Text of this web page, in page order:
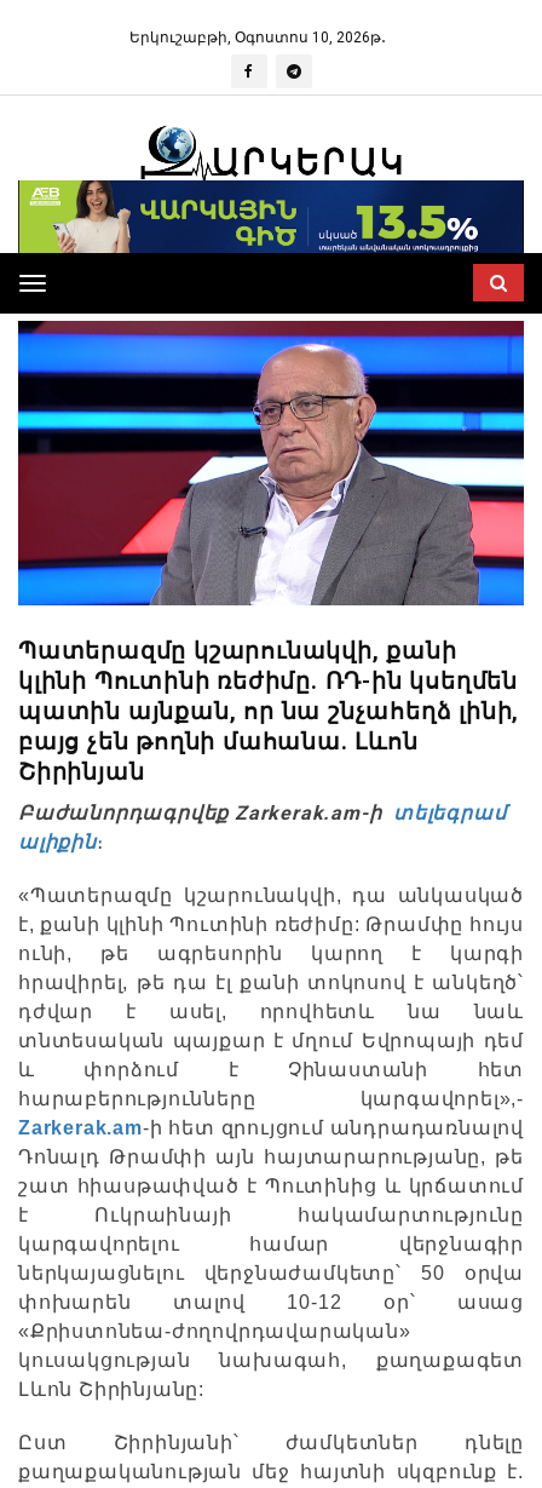
Երկուշաբթի, Օգոստոս 10, 2026թ․
Toggle
navigation
Պատերազմը կշարունակվի, քանի
կլինի Պուտինի ռեժիմը. ՌԴ-ին կսեղմեն
պատին այնքան, որ նա շնչահեղձ լինի,
բայց չեն թողնի մահանա. Լևոն
Շիրինյան
Բաժանորդագրվեք Zarkerak.am-ի տելեգրամ
ալիքին։
«Պատերազմը կշարունակվի, դա անկասկած
է, քանի կլինի Պուտինի ռեժիմը: Թրամփը հույս
ունի, թե ագրեսորին կարող է կարգի
հրավիրել, թե դա էլ քանի տոկոսով է անկեղծ՝
դժվար է ասել, որովհետև նա նաև
տնտեսական պայքար է մղում Եվրոպայի դեմ
և փորձում է Չինաստանի հետ
հարաբերությունները կարգավորել»,-
Zarkerak.am-ի հետ զրույցում անդրադառնալով
Դոնալդ Թրամփի այն հայտարարությանը, թե
շատ հիասթափված է Պուտինից և կրճատում
է Ուկրաինայի հակամարտությունը
կարգավորելու համար վերջնագիր
ներկայացնելու վերջնաժամկետը՝ 50 օրվա
փոխարեն տալով 10-12 օր՝ ասաց
«Քրիստոնեա-ժողովրդավարական»
կուսակցության նախագահ, քաղաքագետ
Լևոն Շիրինյանը:
Ըստ Շիրինյանի՝ ժամկետներ դնելը
քաղաքականության մեջ հայտնի սկզբունք է.